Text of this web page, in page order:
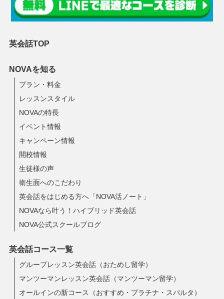
英会話TOP
NOVAを知る
プラン・料金
レッスンスタイル
NOVAの特長
イベント情報
キャンペーン情報
開校情報
生徒様の声
衛生面へのこだわり
英会話をはじめる方へ「NOVA活ノート」
NOVAなら叶う！ハイブリッド英会話
NOVA公式スクールブログ
英会話コース一覧
グループレッスン英会話（おためし留学）
マンツーマンレッスン英会話（マンツーマン留学）
オールインの新コース（おすすめ・プラチナ・スパルタ）